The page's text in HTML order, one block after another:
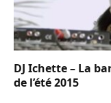
DJ Ichette – La
de l’été 2015